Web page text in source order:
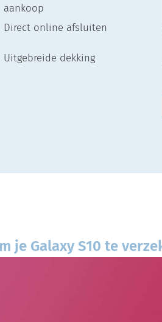
aankoop
Direct online afsluiten
Uitgebreide dekking
je Galaxy S10 te